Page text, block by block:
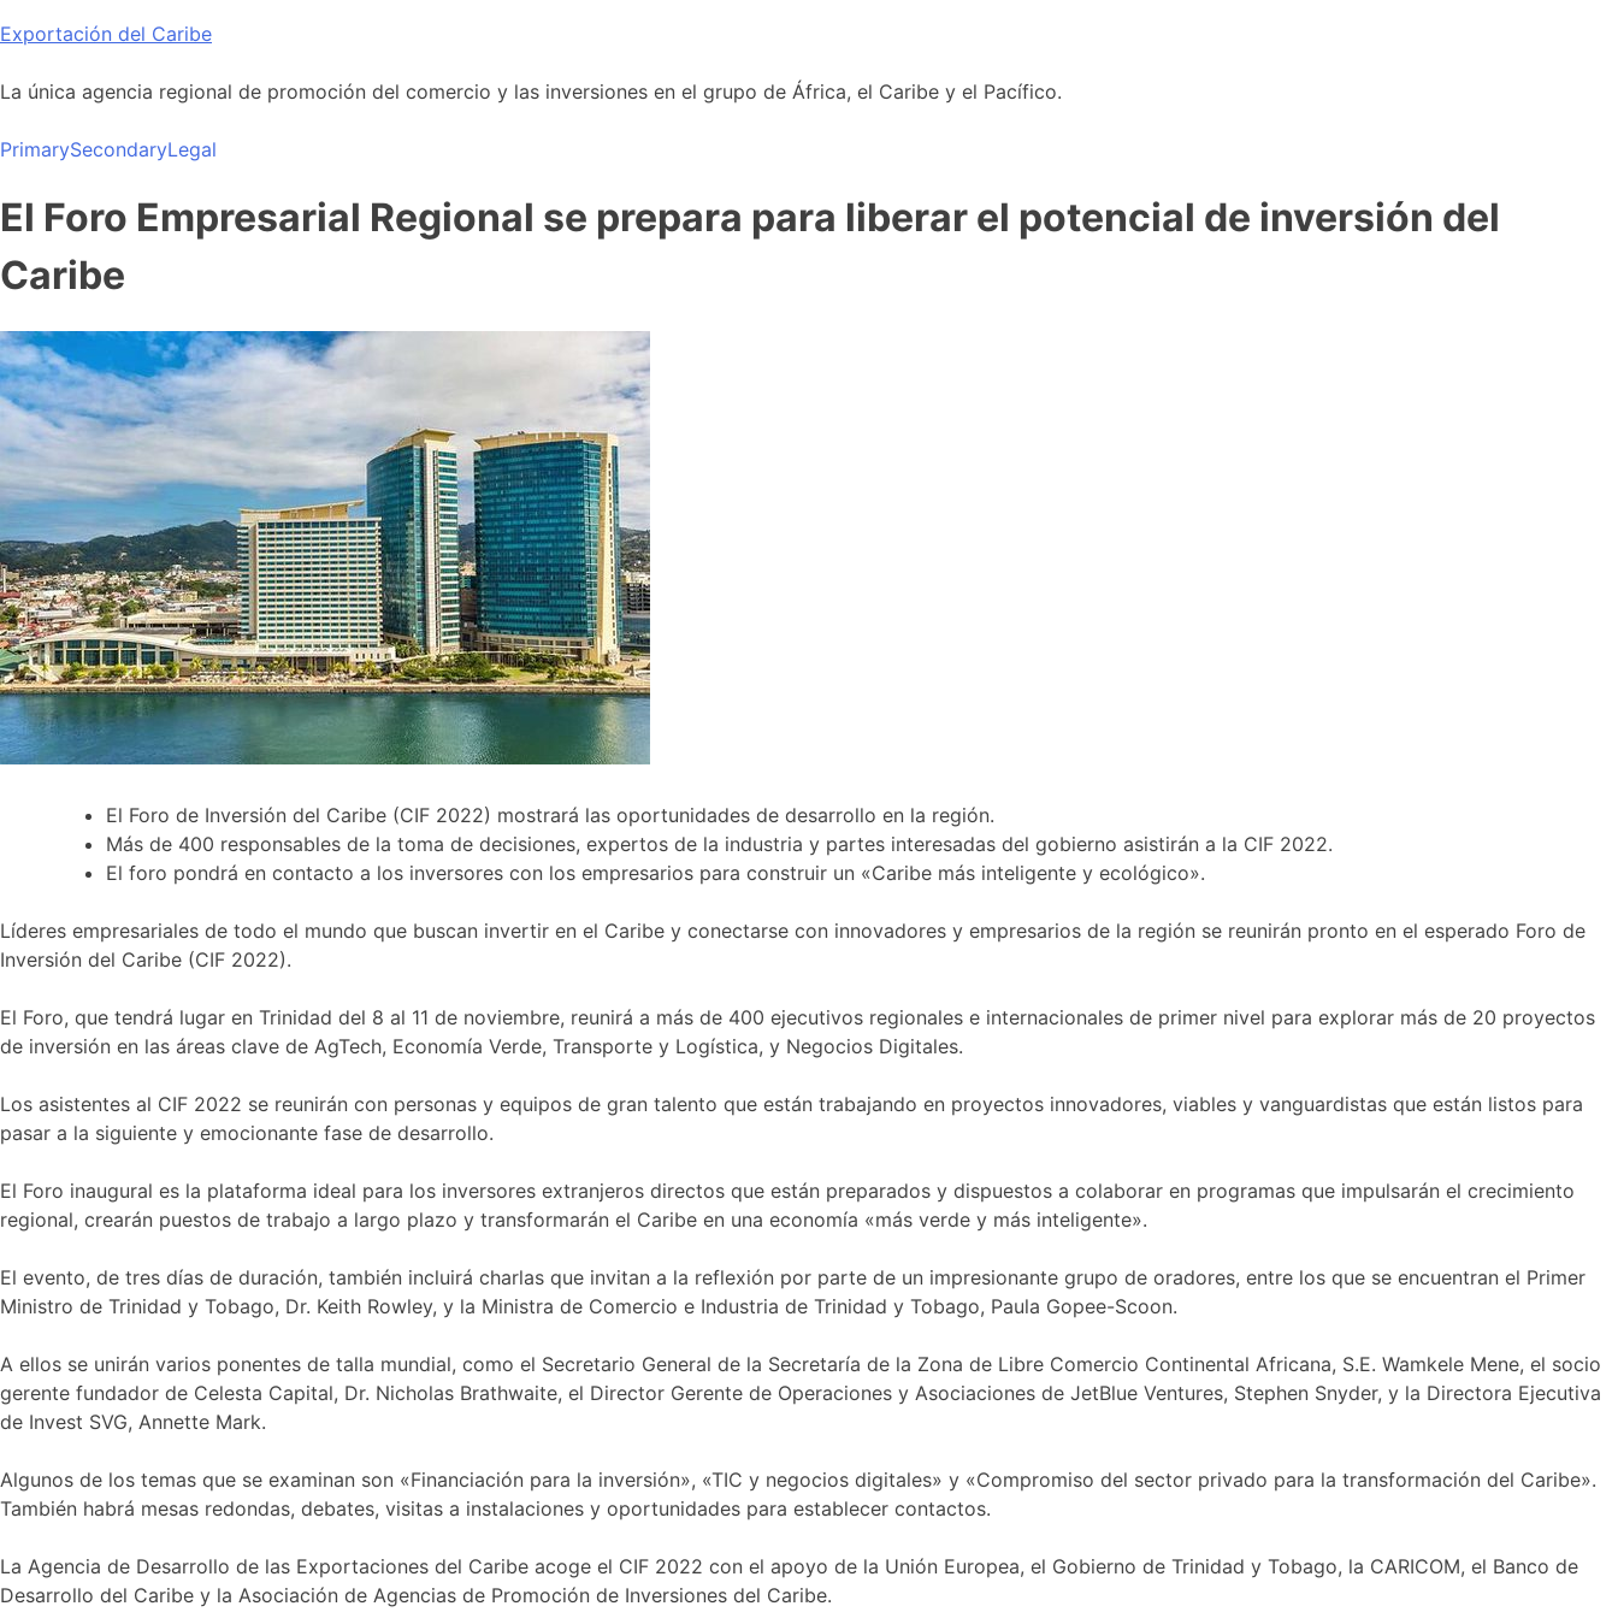
Skip
content
Exportación del Caribe
La única agencia regional de promoción del comercio y las inversiones en el grupo de África, el Caribe y el Pacífico.
PrimarySecondaryLegal
El Foro Empresarial Regional se prepara para liberar el potencial de inversión del
Caribe
El Foro de Inversión del Caribe (CIF 2022) mostrará las oportunidades de desarrollo en la región.
Más de 400 responsables de la toma de decisiones, expertos de la industria y partes interesadas del gobierno asistirán a la CIF 2022.
El foro pondrá en contacto a los inversores con los empresarios para construir un «Caribe más inteligente y ecológico».
Líderes empresariales de todo el mundo que buscan invertir en el Caribe y conectarse con innovadores y empresarios de la región se reunirán pronto en el esperado Foro de
Inversión del Caribe (CIF 2022).
El Foro, que tendrá lugar en Trinidad del 8 al 11 de noviembre, reunirá a más de 400 ejecutivos regionales e internacionales de primer nivel para explorar más de 20 proyectos
de inversión en las áreas clave de AgTech, Economía Verde, Transporte y Logística, y Negocios Digitales.
Los asistentes al CIF 2022 se reunirán con personas y equipos de gran talento que están trabajando en proyectos innovadores, viables y vanguardistas que están listos para
pasar a la siguiente y emocionante fase de desarrollo.
El Foro inaugural es la plataforma ideal para los inversores extranjeros directos que están preparados y dispuestos a colaborar en programas que impulsarán el crecimiento
regional, crearán puestos de trabajo a largo plazo y transformarán el Caribe en una economía «más verde y más inteligente».
El evento, de tres días de duración, también incluirá charlas que invitan a la reflexión por parte de un impresionante grupo de oradores, entre los que se encuentran el Primer
Ministro de Trinidad y Tobago, Dr. Keith Rowley, y la Ministra de Comercio e Industria de Trinidad y Tobago, Paula Gopee-Scoon.
A ellos se unirán varios ponentes de talla mundial, como el Secretario General de la Secretaría de la Zona de Libre Comercio Continental Africana, S.E. Wamkele Mene, el socio
gerente fundador de Celesta Capital, Dr. Nicholas Brathwaite, el Director Gerente de Operaciones y Asociaciones de JetBlue Ventures, Stephen Snyder, y la Directora Ejecutiva
de Invest SVG, Annette Mark.
Algunos de los temas que se examinan son «Financiación para la inversión», «TIC y negocios digitales» y «Compromiso del sector privado para la transformación del Caribe».
También habrá mesas redondas, debates, visitas a instalaciones y oportunidades para establecer contactos.
La Agencia de Desarrollo de las Exportaciones del Caribe acoge el CIF 2022 con el apoyo de la Unión Europea, el Gobierno de Trinidad y Tobago, la CARICOM, el Banco de
Desarrollo del Caribe y la Asociación de Agencias de Promoción de Inversiones del Caribe.